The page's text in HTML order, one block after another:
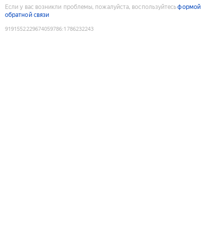
Если у вас возникли проблемы, пожалуйста, воспользуйтесьформой
обратной связи
9191552229674059786:1786232243